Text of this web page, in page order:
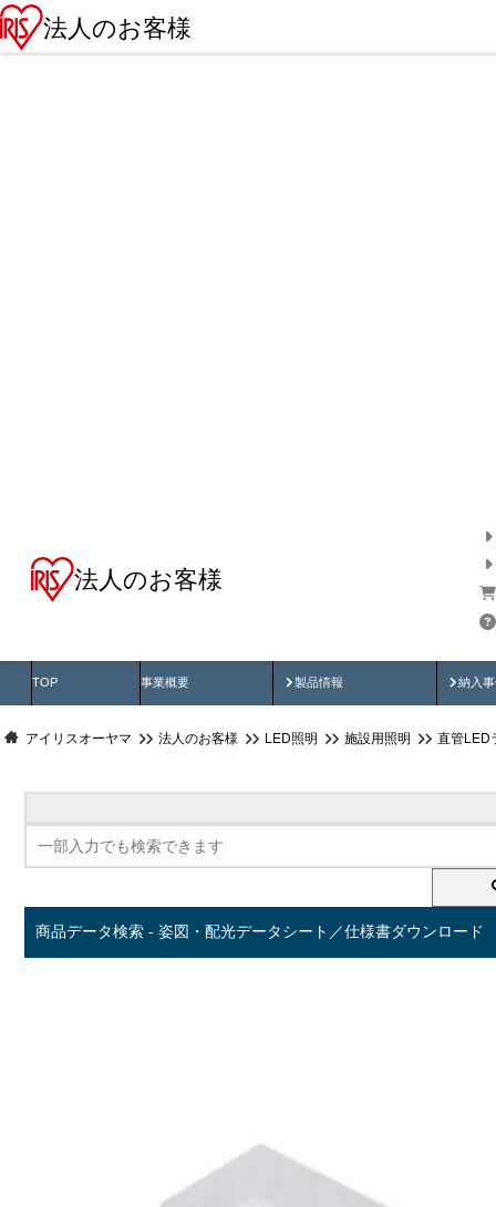
法人のお客様
法人のお客様
TOP 事業概要 製品情報
製品動画 納入
納
アイリスオーヤマ 法人のお客様 LED照明 施設用照明 直管LED
商品データ検索 - 姿図・配光データシート／仕様書ダウンロード